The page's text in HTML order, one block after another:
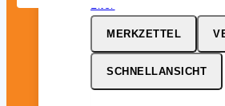
MERKZETTEL
SCHNELLANSICHT